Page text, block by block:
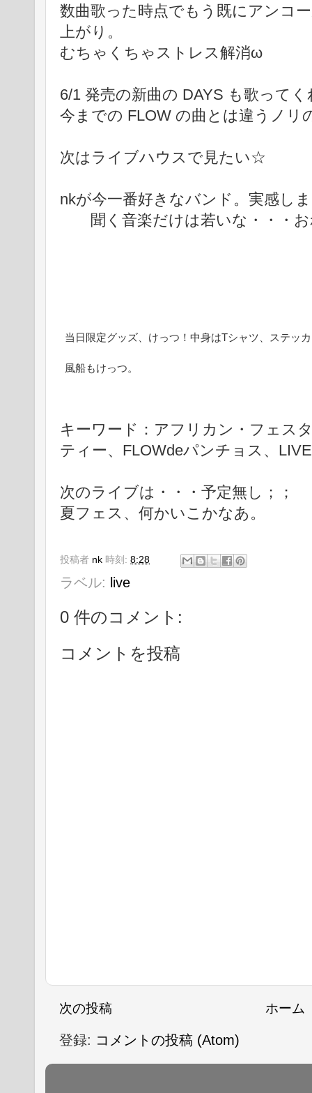
数曲歌った時点でもう既にアンコ
上がり。
むちゃくちゃストレス解消ω
6/1 発売の新曲の DAYS も歌って
今までの FLOW の曲とは違うノリ
次はライブハウスで見たい☆
nkが今一番好きなバンド。実感し
聞く音楽だけは若いな・・・
当日限定グッズ、けっつ！中身はTシャツ、ステッ
風船もけっつ。
キーワード：アフリカン・フェス
ティー、FLOWdeパンチョス、
次のライブは・・・予定無し；；
夏フェス、何かいこかなあ。
投稿者 nk 時刻: 8:28
ラベル: live
0 件のコメント:
コメントを投稿
次の投稿 ホーム
登録: コメントの投稿 (Atom)